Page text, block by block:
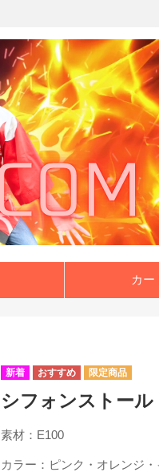
カー
シフォンストー
素材：E100
カラー：ピンク・オレンジ